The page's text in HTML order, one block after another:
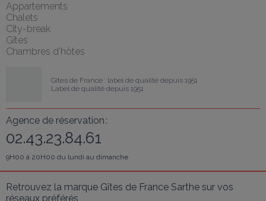
Appartements
Chalets
City-break
Gîtes
Chambres d'hôtes
Gîtes de France : label de qualité depuis 1951
Label de qualité depuis 1951
Agence de réservation :
02.43.23.84.61
9H00 à 20H00 du lundi au dimanche
Retrouvez la marque Gîtes de France Sarthe sur vos
réseaux préférés